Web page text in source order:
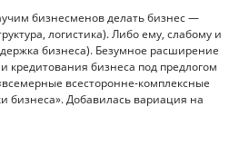
бизнесменов делать бизнес —
логистика). Либо ему, слабому и
бизнеса). Безумное расширение
кредитования бизнеса под предлогом
всесторонне-комплексные
бизнеса». Добавилась вариация на